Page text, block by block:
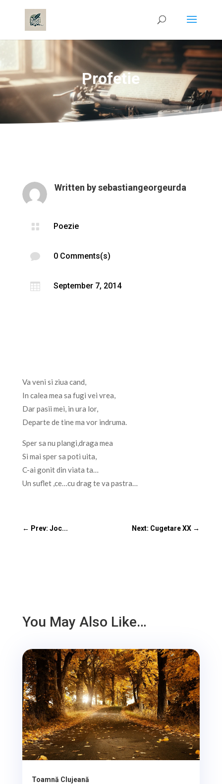
Profetie
Written bysebastiangeorgeurda
 Poezie
 0 Comments(s)
 September 7, 2014
Va veni si ziua cand,
In calea mea sa fugi vei vrea,
Dar pasii mei, in ura lor,
Departe de tine ma vor indruma.
Sper sa nu plangi,draga mea
Si mai sper sa poti uita,
C-ai gonit din viata ta…
Un suflet ,ce…cu drag te va pastra…
← Prev: Joc... Next: Cugetare XX →
You May Also Like…
Toamnă Clujeană